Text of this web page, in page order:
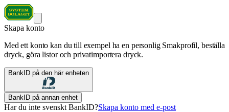
Skapa konto
Med ett konto kan du till exempel ha en personlig Smakprofil, beställa
dryck, göra listor och privatimportera dryck.
BankID på den här enheten
BankID på annan enhet
Har du inte svenskt BankID?Skapa konto med e-post